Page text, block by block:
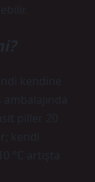
kendine
ambalajında
piller 20
kendi
°C artışta